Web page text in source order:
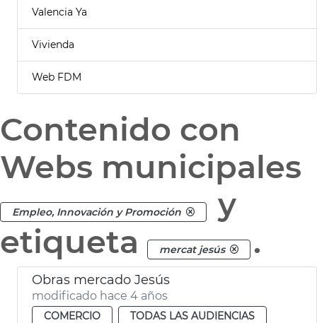
Valencia Ya
Vivienda
Web FDM
Contenido con
Webs municipales
Empleo, Innovación y Promoción
y
etiqueta
mercat jesús .
Obras mercado Jesús
modificado hace 4 años
COMERCIO
TODAS LAS AUDIENCIAS